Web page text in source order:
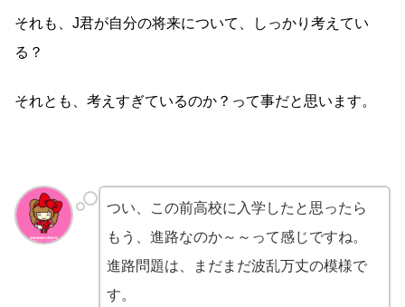
それも、J君が自分の将来について、しっかり考えてい
る？
それとも、考えすぎているのか？って事だと思います。
つい、この前高校に入学したと思ったら
もう、進路なのか～～って感じですね。
進路問題は、まだまだ波乱万丈の模様で
す。